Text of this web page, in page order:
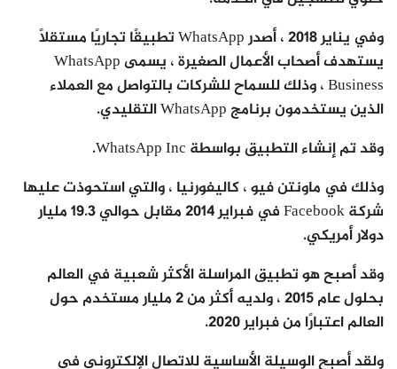
وفي يناير 2018 ، أصدر WhatsApp تطبيقًا تجاريًا مستقلًا
يستهدف أصحاب الأعمال الصغيرة ، يسمى WhatsApp
Business ، وذلك للسماح للشركات بالتواصل مع العملاء
الذين يستخدمون برنامج WhatsApp التقليدي.
وقد تم إنشاء التطبيق بواسطة WhatsApp Inc.
وذلك في ماونتن فيو ، كاليفورنيا ، والتي استحوذت عليها
شركة Facebook في فبراير 2014 مقابل حوالي 19.3 مليار
دولار أمريكي.
وقد أصبح هو تطبيق المراسلة الأكثر شعبية في العالم
بحلول عام 2015 ، ولديه أكثر من 2 مليار مستخدم حول
العالم اعتبارًا من فبراير 2020.
ولقد أصبح الوسيلة الأساسية للاتصال الإلكتروني في